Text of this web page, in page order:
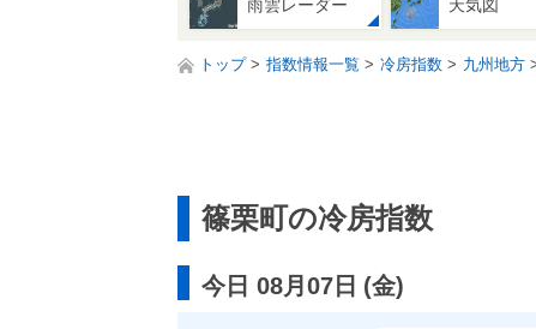
雨雲レーダー 天気図
トップ 指数情報一覧 冷房指数 九州地方
篠栗町の冷房指数
今日 08月07日 (金)